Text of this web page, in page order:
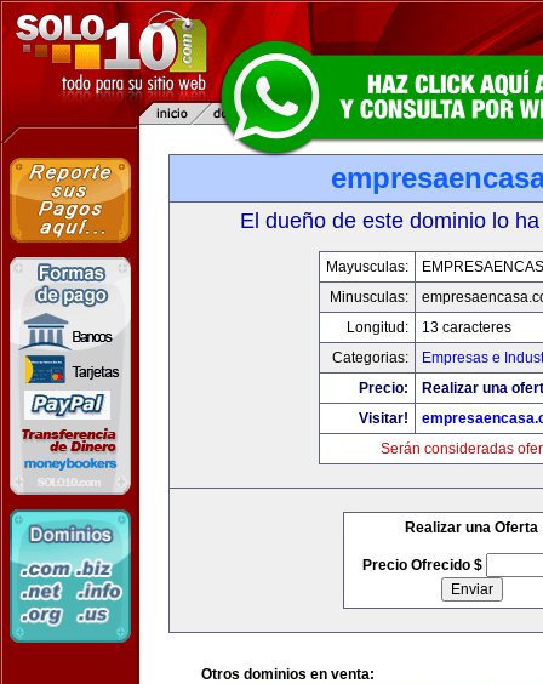
El dueño de este dominio lo
Mayusculas:
Minusculas:
Longitud:
13 caracteres
Categorias:
Empresas e
Precio:
Realizar una
Visitar!
Serán consideradas
Realizar una Oferta
Precio Ofrecido $
Otros dominios en venta: